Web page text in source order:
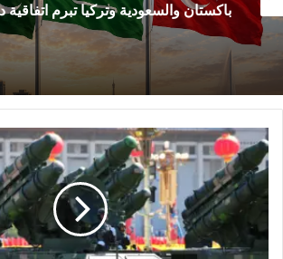
وتأتي هذه الخطوة في وقت تشهد فيه
التجارية بين الهند والولايات المتحدة
أصعدة، إلا أن مثل هذه النزاعات قد
مرحلي، لا سيما إذا ترافقت مع إجراءات
فعلية. والهند كانت من بين الدول التي
الحماية التي فرضتها إدارة الرئيس
ترمب، واستمرت في بعض الجوانب
باكستان والسعودية وتركيا تبرم